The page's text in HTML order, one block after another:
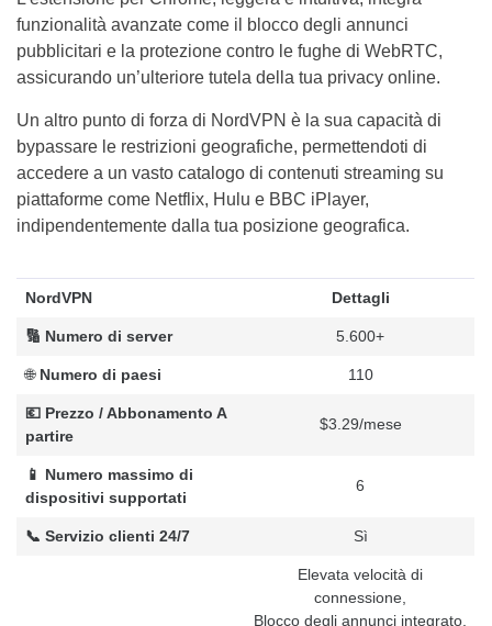
funzionalità avanzate come il blocco degli annunci
pubblicitari e la protezione contro le fughe di WebRTC,
assicurando un’ulteriore tutela della tua privacy online.
Un altro punto di forza di NordVPN è la sua capacità di
bypassare le restrizioni geografiche, permettendoti di
accedere a un vasto catalogo di contenuti streaming su
piattaforme come Netflix, Hulu e BBC iPlayer,
indipendentemente dalla tua posizione geografica.
NordVPN Dettagli
🔢 Numero di server 5.600+
🌐 Numero di paesi 110
💶 Prezzo / Abbonamento A
partire
$3.29/mese
📱 Numero massimo di
dispositivi supportati
6
📞 Servizio clienti 24/7 Sì
Elevata velocità di
connessione,
Blocco degli annunci integrato,